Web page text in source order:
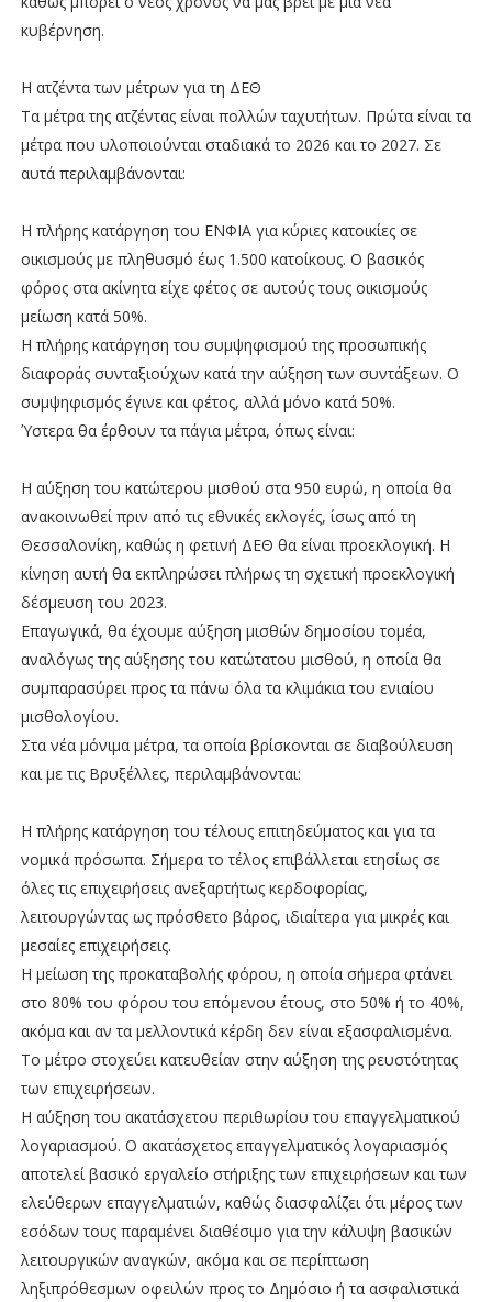
κυβέρνηση.
Η ατζέντα των μέτρων για τη ΔΕΘ
Τα μέτρα της ατζέντας είναι πολλών ταχυτήτων. Πρώτα είναι τα
μέτρα που υλοποιούνται σταδιακά το 2026 και το 2027. Σε
αυτά περιλαμβάνονται:
Η πλήρης κατάργηση του ΕΝΦΙΑ για κύριες κατοικίες σε
οικισμούς με πληθυσμό έως 1.500 κατοίκους. Ο βασικός
φόρος στα ακίνητα είχε φέτος σε αυτούς τους οικισμούς
μείωση κατά 50%.
Η πλήρης κατάργηση του συμψηφισμού της προσωπικής
διαφοράς συνταξιούχων κατά την αύξηση των συντάξεων. Ο
συμψηφισμός έγινε και φέτος, αλλά μόνο κατά 50%.
Ύστερα θα έρθουν τα πάγια μέτρα, όπως είναι:
Η αύξηση του κατώτερου μισθού στα 950 ευρώ, η οποία θα
ανακοινωθεί πριν από τις εθνικές εκλογές, ίσως από τη
Θεσσαλονίκη, καθώς η φετινή ΔΕΘ θα είναι προεκλογική. Η
κίνηση αυτή θα εκπληρώσει πλήρως τη σχετική προεκλογική
δέσμευση του 2023.
Επαγωγικά, θα έχουμε αύξηση μισθών δημοσίου τομέα,
αναλόγως της αύξησης του κατώτατου μισθού, η οποία θα
συμπαρασύρει προς τα πάνω όλα τα κλιμάκια του ενιαίου
μισθολογίου.
Στα νέα μόνιμα μέτρα, τα οποία βρίσκονται σε διαβούλευση
και με τις Βρυξέλλες, περιλαμβάνονται:
Η πλήρης κατάργηση του τέλους επιτηδεύματος και για τα
νομικά πρόσωπα. Σήμερα το τέλος επιβάλλεται ετησίως σε
όλες τις επιχειρήσεις ανεξαρτήτως κερδοφορίας,
λειτουργώντας ως πρόσθετο βάρος, ιδιαίτερα για μικρές και
μεσαίες επιχειρήσεις.
Η μείωση της προκαταβολής φόρου, η οποία σήμερα φτάνει
στο 80% του φόρου του επόμενου έτους, στο 50% ή το 40%,
ακόμα και αν τα μελλοντικά κέρδη δεν είναι εξασφαλισμένα.
Το μέτρο στοχεύει κατευθείαν στην αύξηση της ρευστότητας
των επιχειρήσεων.
Η αύξηση του ακατάσχετου περιθωρίου του επαγγελματικού
λογαριασμού. Ο ακατάσχετος επαγγελματικός λογαριασμός
αποτελεί βασικό εργαλείο στήριξης των επιχειρήσεων και των
ελεύθερων επαγγελματιών, καθώς διασφαλίζει ότι μέρος των
εσόδων τους παραμένει διαθέσιμο για την κάλυψη βασικών
λειτουργικών αναγκών, ακόμα και σε περίπτωση
ληξιπρόθεσμων οφειλών προς το Δημόσιο ή τα ασφαλιστικά